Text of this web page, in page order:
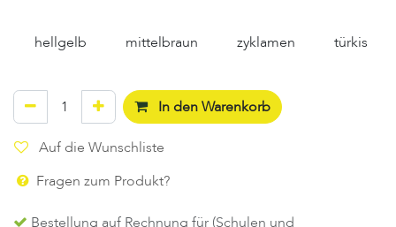
hellgelb mittelbraun zyklamen türkis
In den Warenkorb
Auf die Wunschliste
Fragen zum Produkt?
Bestellung auf Rechnung für (Schulen und